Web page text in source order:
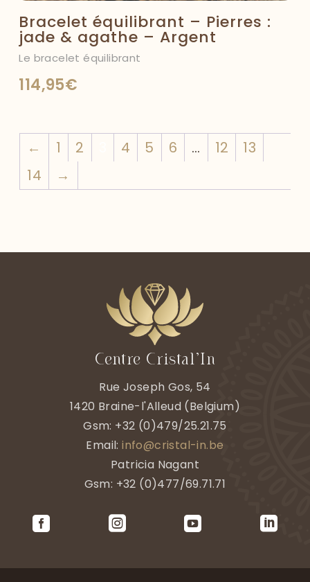
Bracelet équilibrant – Pierres :
jade & agathe – Argent
Le bracelet équilibrant
114,95€
← 1 2 4 5 6 … 12
13
14
→
Centre Cristal’In
Rue Joseph Gos, 54
1420 Braine-l'Alleud (Belgium)
Gsm: +32 (0)479/25.21.75
Email:info@cristal-in.be
Patricia Nagant
Gsm: +32 (0)477/69.71.71
   